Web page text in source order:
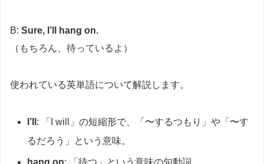
B: Sure, I’ll hang on.
（もちろん、待っているよ）
使われている英単語について解説します。
I’ll : 「I will」の短縮形で、「〜するつもり」や「〜す
るだろう」という意味。
hang on: 「待つ」という意味の句動詞。